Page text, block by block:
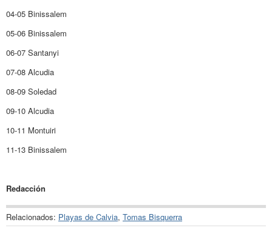
04-05 Binissalem
05-06 Binissalem
06-07 Santanyi
07-08 Alcudia
08-09 Soledad
09-10 Alcudia
10-11 Montuiri
11-13 Binissalem
Redacción
Relacionados: Playas de Calvia, Tomas Bisquerra